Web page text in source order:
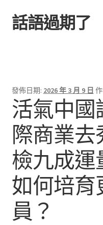
跳
至
跳
至
話語過期了
發佈日期: 2026 年 3 月 9 日
活氣中國
際商業
檢九成運
如何培育
員？